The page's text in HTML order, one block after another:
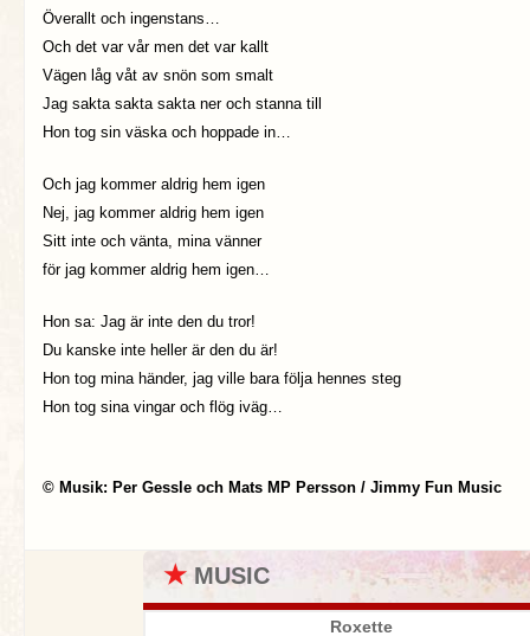
Överallt och ingenstans…
Och det var vår men det var kallt
Vägen låg våt av snön som smalt
Jag sakta sakta sakta ner och stanna till
Hon tog sin väska och hoppade in…
Och jag kommer aldrig hem igen
Nej, jag kommer aldrig hem igen
Sitt inte och vänta, mina vänner
för jag kommer aldrig hem igen…
Hon sa: Jag är inte den du tror!
Du kanske inte heller är den du är!
Hon tog mina händer, jag ville bara följa hennes steg
Hon tog sina vingar och flög iväg…
© Musik: Per Gessle och Mats MP Persson / Jimmy Fun Music
★ MUSIC
Roxette